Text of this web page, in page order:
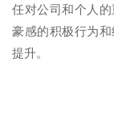
任对公司和个人
豪感的积极行为
提升。